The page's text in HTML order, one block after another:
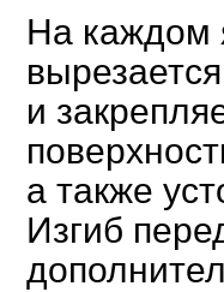
На каждом
и
а также
Изгиб